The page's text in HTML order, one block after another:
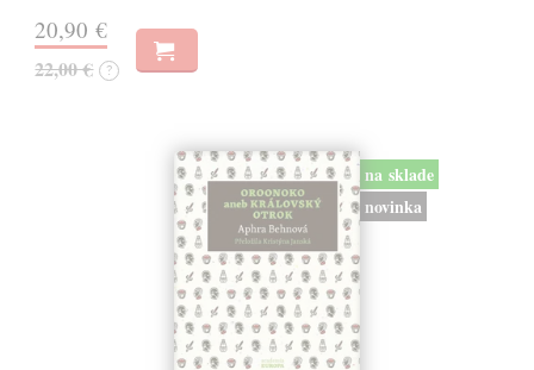
20,90 €
22,00 € ?
na sklade
novinka